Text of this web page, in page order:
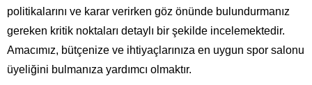
politikalarını ve karar verirken göz önünde bulundurmanız
gereken kritik noktaları detaylı bir şekilde incelemektedir.
Amacımız, bütçenize ve ihtiyaçlarınıza en uygun spor salonu
üyeliğini bulmanıza yardımcı olmaktır.